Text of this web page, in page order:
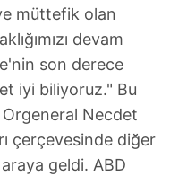
müttefik olan
devam
son derece
iyi biliyoruz." Bu
Orgeneral Necdet
çerçevesinde diğer
geldi. ABD